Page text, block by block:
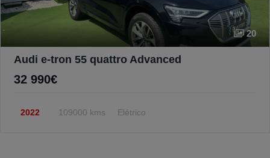
20
Audi e-tron 55 quattro Advanced
32 990€
2022 109000 kms Elétrico